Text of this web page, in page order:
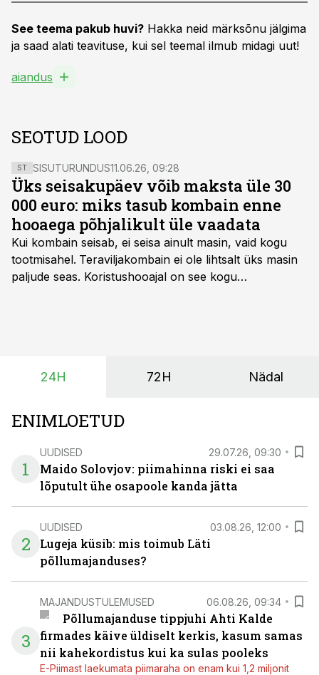
See teema pakub huvi? Hakka neid märksõnu jälgima
ja saad alati teavituse, kui sel teemal ilmub midagi uut!
aiandus
SEOTUD LOOD
ST SISUTURUNDUS11.06.26, 09:28
Üks seisakupäev võib maksta üle 30
000 euro: miks tasub kombain enne
hooaega põhjalikult üle vaadata
Kui kombain seisab, ei seisa ainult masin, vaid kogu
tootmisahel. Teraviljakombain ei ole lihtsalt üks masin
paljude seas. Koristushooajal on see kogu
24H 72H Nädal
ENIMLOETUD
1
UUDISED 29.07.26, 09:30
Maido Solovjov: piimahinna riski ei saa
lõputult ühe osapoole kanda jätta
2
UUDISED 03.08.26, 12:00
Lugeja küsib: mis toimub Läti
põllumajanduses?
3
MAJANDUSTULEMUSED 06.08.26, 09:34
Põllumajanduse tippjuhi Ahti Kalde
firmades käive üldiselt kerkis, kasum samas
nii kahekordistus kui ka sulas pooleks
E-Piimast laekumata piimaraha on enam kui 1,2 miljonit